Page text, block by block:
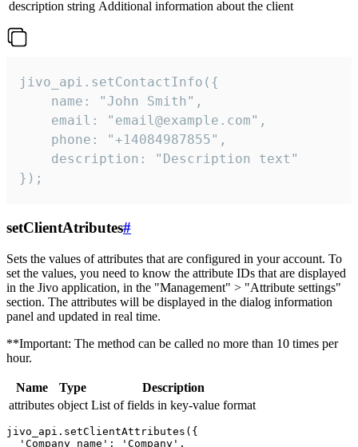
description string Additional information about the client
jivo_api.setContactInfo({
    name: "John Smith",
    email: "email@example.com",
    phone: "+14084987855",
    description: "Description text"
});
setClientAtributes#
Sets the values ​​of attributes that are configured in your account. To
set the values, you need to know the attribute IDs that are displayed
in the Jivo application, in the "Management" > "Attribute settings"
section. The attributes will be displayed in the dialog information
panel and updated in real time.
**Important: The method can be called no more than 10 times per
hour.
Name Type
Description
attributes object List of fields in key-value format
jivo_api.setClientAttributes({
  'Company_name': 'Company',